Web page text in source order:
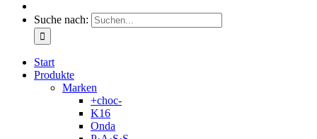
Suche nach:
Start
Produkte
Marken
+choc-
K16
Onda